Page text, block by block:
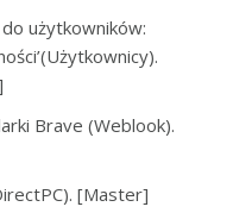
użytkowników:
Brave (Weblook).
[Master]